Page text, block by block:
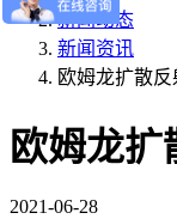
新闻动态
新闻资讯
欧姆龙扩散
欧姆龙
2021-06-28